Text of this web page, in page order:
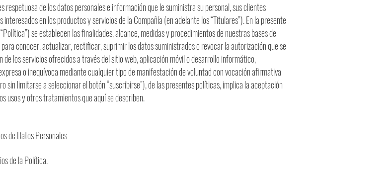
respetuosa de los datos personales e información que le suministra su personal, sus clientes
en los productos y servicios de la Compañía (en adelante los “Titulares”). En la presente
se establecen las finalidades, alcance, medidas y procedimientos de nuestras bases de
conocer, actualizar, rectificar, suprimir los datos suministrados o revocar la autorización que se
los servicios ofrecidos a través del sitio web, aplicación móvil o desarrollo informático,
o inequívoca mediante cualquier tipo de manifestación de voluntad con vocación afirmativa
sin limitarse a seleccionar el botón “suscribirse”), de las presentes políticas, implica la aceptación
usos y otros tratamientos que aquí se describen.
de Datos Personales
de la Política.